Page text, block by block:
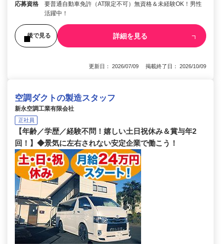
応募資格
要普通自動車免許（AT限定不可）無資格＆未経験OK！男性
活躍中！
後で見る 詳細を見る
更新日： 2026/07/09 掲載終了日： 2026/10/09
空調ダクトの製造スタッフ
新永空調工業有限会社
正社員
【年齢／学歴／経験不問！嬉しい土日祝休み＆賞与年2
回！】◆景気に左右されない安定企業で働こう！